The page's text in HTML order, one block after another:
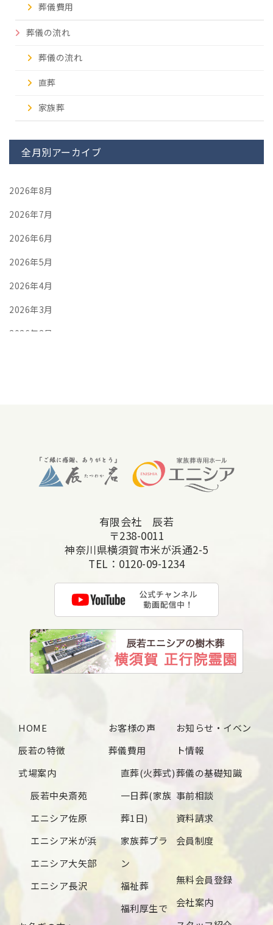
葬儀費用
葬儀の流れ
葬儀の流れ
直葬
家族葬
全月別アーカイブ
2026年8月
2026年7月
2026年6月
2026年5月
2026年4月
2026年3月
2026年2月
2025年8月
2025年1月
2024年12月
2024年4月
2024年3月
有限会社 辰若
〒238-0011
神奈川県横須賀市米が浜通2-5
TEL： 0120-09-1234
HOME
辰若の特徴
式場案内
辰若中央斎苑
エニシア佐原
エニシア米が浜
エニシア大矢部
エニシア長沢
お客様の声
葬儀費用
直葬(火葬式)
一日葬(家族
葬1日)
家族葬プラ
ン
福祉葬
福利厚生で
お知らせ・イベン
ト情報
葬儀の基礎知識
事前相談
資料請求
会員制度
無料会員登録
会社案内